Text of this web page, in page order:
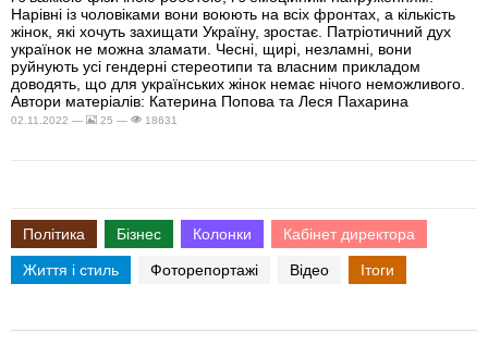
Нарівні із чоловіками вони воюють на всіх фронтах, а кількість
жінок, які хочуть захищати Україну, зростає. Патріотичний дух
українок не можна зламати. Чесні, щирі, незламні, вони
руйнують усі гендерні стереотипи та власним прикладом
доводять, що для українських жінок немає нічого неможливого.
Автори матеріалів: Катерина Попова та Леся Пахарина
02.11.2022 — 25 — 18631
Політика Бізнес Колонки Кабінет директора
Життя і стиль Фоторепортажі Відео Ітоги